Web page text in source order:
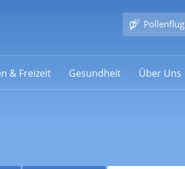
Pollenflug
& Freizeit Gesundheit Über Uns